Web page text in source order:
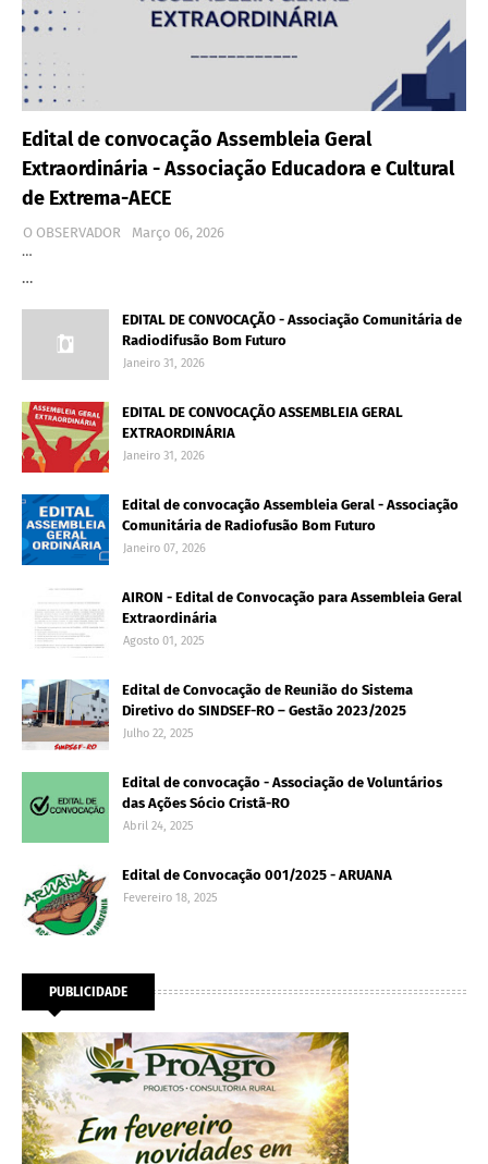
Edital de convocação Assembleia Geral
Extraordinária - Associação Educadora e Cultural
de Extrema-AECE
O OBSERVADOR
Março 06, 2026
…
…
EDITAL DE CONVOCAÇÃO - Associação Comunitária de
Radiodifusão Bom Futuro
Janeiro 31, 2026
EDITAL DE CONVOCAÇÃO ASSEMBLEIA GERAL
EXTRAORDINÁRIA
Janeiro 31, 2026
Edital de convocação Assembleia Geral - Associação
Comunitária de Radiofusão Bom Futuro
Janeiro 07, 2026
AIRON - Edital de Convocação para Assembleia Geral
Extraordinária
Agosto 01, 2025
Edital de Convocação de Reunião do Sistema
Diretivo do SINDSEF-RO – Gestão 2023/2025
Julho 22, 2025
Edital de convocação - Associação de Voluntários
das Ações Sócio Cristã-RO
Abril 24, 2025
Edital de Convocação 001/2025 - ARUANA
Fevereiro 18, 2025
PUBLICIDADE